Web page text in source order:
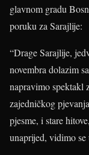
glavnom gradu
poruku za Sarajlije:
“Drage Sarajlije,
novembra dolazim
napravimo spektakl
zajedničkog
pjesme, i stare
unaprijed, vidimo